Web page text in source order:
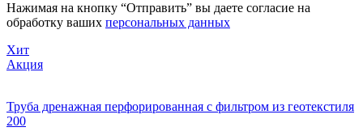
Нажимая на кнопку “Отправить” вы даете согласие на
обработку ваших персональных данных
Хит
Акция
Труба дренажная перфорированная с фильтром из геотекстиля
200